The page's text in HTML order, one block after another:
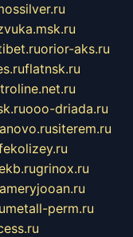
orior-aks.ru
flatnsk.ru
ooo-driada.ru
siterem.ru
grinox.ru
metall-perm.ru